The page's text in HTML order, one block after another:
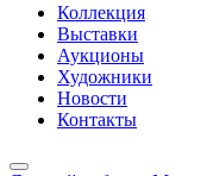
Коллекция
Выставки
Аукционы
Художники
Новости
Контакты